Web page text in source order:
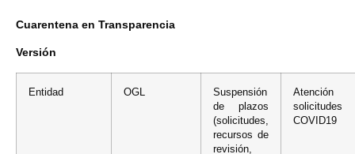
Cuarentena en Transparencia
Versión
Entidad OGL
Suspensión
de plazos
(solicitudes,
recursos de
revisión,
Atención
solicitudes
COVID19